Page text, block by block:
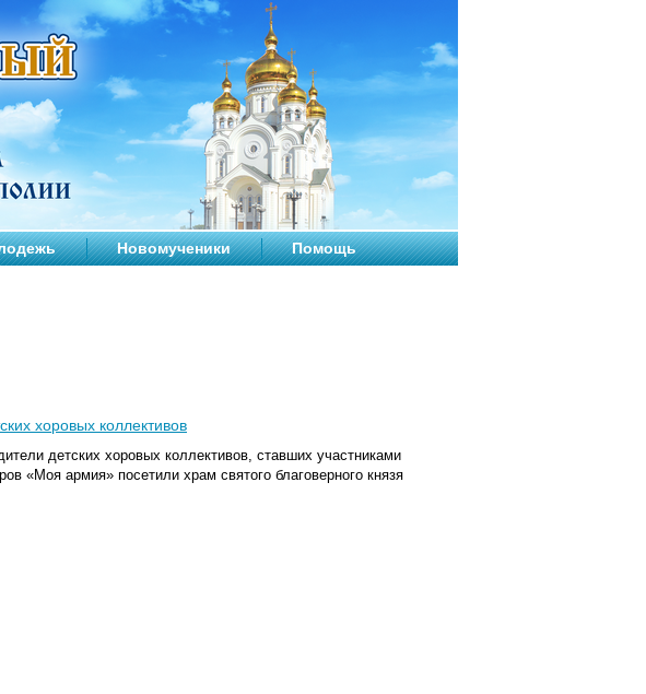
Новомученики Помощь
хоровых коллективов
детских хоровых коллективов, ставших участниками
«Моя армия» посетили храм святого благоверного князя